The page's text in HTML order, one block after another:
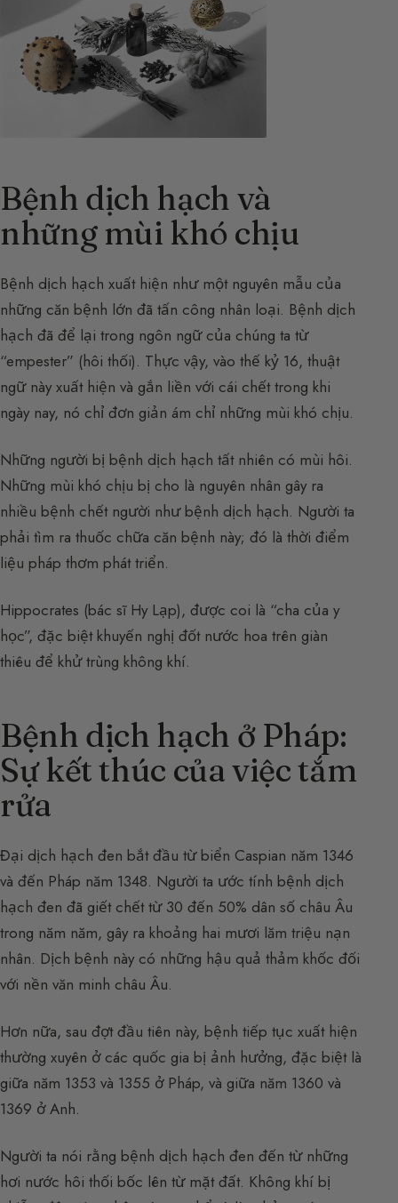
Bệnh dịch hạch và
những mùi khó chịu
Bệnh dịch hạch xuất hiện như một nguyên mẫu của
những căn bệnh lớn đã tấn công nhân loại. Bệnh dịch
hạch đã để lại trong ngôn ngữ của chúng ta từ
“empester” (hôi thối). Thực vậy, vào thế kỷ 16, thuật
ngữ này xuất hiện và gắn liền với cái chết trong khi
ngày nay, nó chỉ đơn giản ám chỉ những mùi khó chịu.
Những người bị bệnh dịch hạch tất nhiên có mùi hôi.
Những mùi khó chịu bị cho là nguyên nhân gây ra
nhiều bệnh chết người như bệnh dịch hạch. Người ta
phải tìm ra thuốc chữa căn bệnh này; đó là thời điểm
liệu pháp thơm phát triển.
Hippocrates (bác sĩ Hy Lạp), được coi là “cha của y
học”, đặc biệt khuyến nghị đốt nước hoa trên giàn
thiêu để khử trùng không khí.
Bệnh dịch hạch ở Pháp:
Sự kết thúc của việc tắm
rửa
Đại dịch hạch đen bắt đầu từ biển Caspian năm 1346
và đến Pháp năm 1348. Người ta ước tính bệnh dịch
hạch đen đã giết chết từ 30 đến 50% dân số châu Âu
trong năm năm, gây ra khoảng hai mươi lăm triệu nạn
nhân. Dịch bệnh này có những hậu quả thảm khốc đối
với nền văn minh châu Âu.
Hơn nữa, sau đợt đầu tiên này, bệnh tiếp tục xuất hiện
thường xuyên ở các quốc gia bị ảnh hưởng, đặc biệt là
giữa năm 1353 và 1355 ở Pháp, và giữa năm 1360 và
1369 ở Anh.
Người ta nói rằng bệnh dịch hạch đen đến từ những
hơi nước hôi thối bốc lên từ mặt đất. Không khí bị